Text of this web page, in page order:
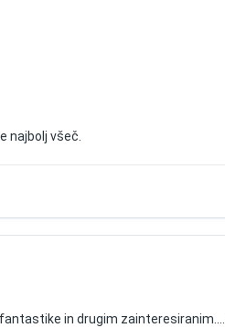
najbolj všeč.
in drugim